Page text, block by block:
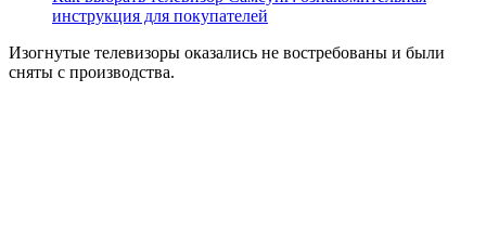
инструкция для покупателей
Изогнутые телевизоры оказались не востребованы и были
сняты с производства.